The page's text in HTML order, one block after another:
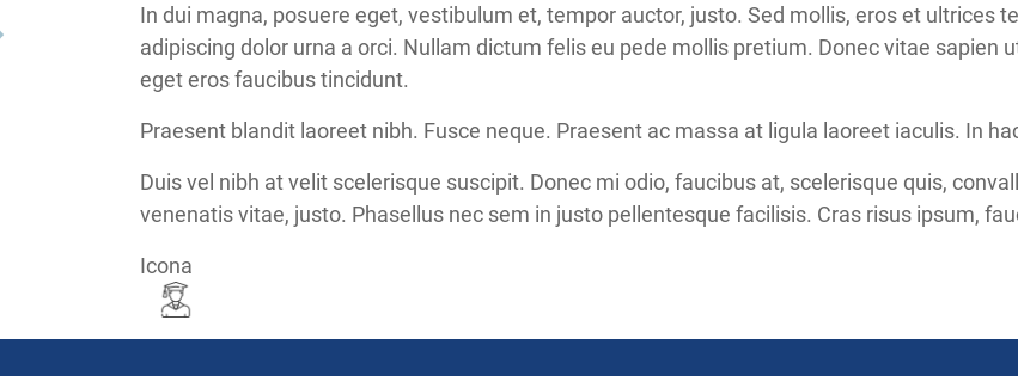
In dui magna, posuere eget, vestibulum et, tempor auctor, justo. Sed mollis, eros et ultrices
adipiscing dolor urna a orci. Nullam dictum felis eu pede mollis pretium. Donec vitae sapien
eget eros faucibus tincidunt.
Praesent blandit laoreet nibh. Fusce neque. Praesent ac massa at ligula laoreet iaculis. In
Duis vel nibh at velit scelerisque suscipit. Donec mi odio, faucibus at, scelerisque quis,
venenatis vitae, justo. Phasellus nec sem in justo pellentesque facilisis. Cras risus ipsum,
Icona